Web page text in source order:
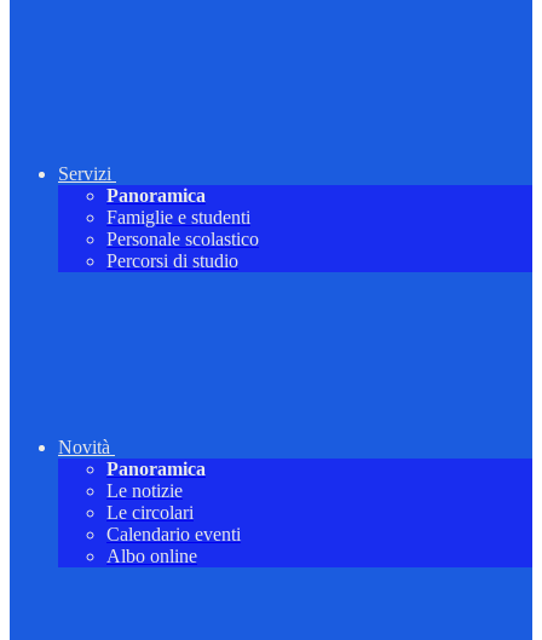
Servizi
Panoramica
Famiglie e studenti
Personale scolastico
Percorsi di studio
Novità
Panoramica
Le notizie
Le circolari
Calendario eventi
Albo online